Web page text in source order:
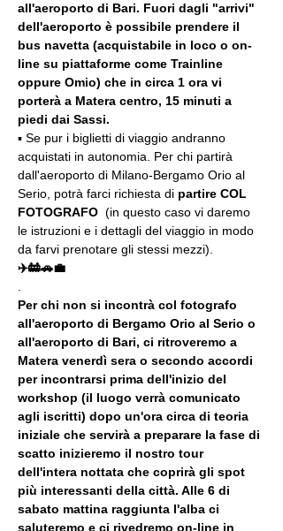
all'aeroporto di Bari. Fuori dagli "arrivi"
dell'aeroporto è possibile prendere il
bus navetta (acquistabile in loco o on-
line su piattaforme come Trainline
oppure Omio) che in circa 1 ora vi
porterà a Matera centro, 15 minuti a
piedi dai Sassi.
▪️ Se pur i biglietti di viaggio andranno
acquistati in autonomia. Per chi partirà
dall'aeroporto di Milano-Bergamo Orio al
Serio, potrà farci richiesta di partire COL
FOTOGRAFO (in questo caso vi daremo
le istruzioni e i dettagli del viaggio in modo
da farvi prenotare gli stessi mezzi).
✈️🚋🚗💼
Per chi non si incontrà col fotografo
all'aeroporto di Bergamo Orio al Serio o
all'aeroporto di Bari, ci ritroveremo a
Matera venerdì sera o secondo accordi
per incontrarsi prima dell'inizio del
workshop (il luogo verrà comunicato
agli iscritti) dopo un'ora circa di teoria
iniziale che servirà a preparare la fase di
scatto inizieremo il nostro tour
dell'intera nottata che coprirà gli spot
più interessanti della città. Alle 6 di
sabato mattina raggiunta l'alba ci
saluteremo e ci rivedremo on-line in